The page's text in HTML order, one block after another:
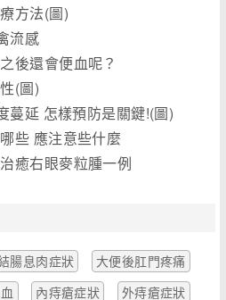
方法(圖)
流感
後還會便血呢？
(圖)
蔓延 怎樣預防是關鍵!(圖)
些 應注意些什麼
癒右眼麥粒腫一例
腸息肉症狀
大便後肛門疼痛
內痔瘡症狀 外痔瘡症狀